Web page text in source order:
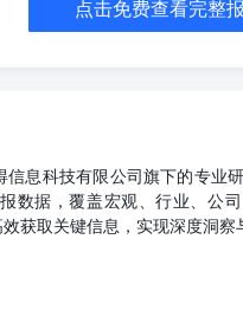
持稳定的情况下，迪拜菜油、
入市交易产生的结果与我公
不得以任何形式翻版、更改、
本报告涉及的投资与服务不适
计或税务建议，或担保任何
司不会因接收人收到本报告而
声明。
点击免费查看完整
信息科技有限公司旗下的专业
数据，覆盖宏观、行业、公
获取关键信息，实现深度洞察